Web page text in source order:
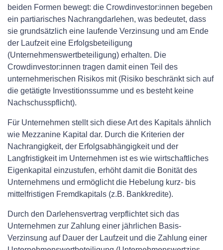
beiden Formen bewegt: die Crowdinvestor:innen begeben
ein partiarisches Nachrangdarlehen, was bedeutet, dass
sie grundsätzlich eine laufende Verzinsung und am Ende
der Laufzeit eine Erfolgsbeteiligung
(Unternehmenswertbeteiligung) erhalten. Die
Crowdinvestor:innen tragen damit einen Teil des
unternehmerischen Risikos mit (Risiko beschränkt sich auf
die getätigte Investitionssumme und es besteht keine
Nachschusspflicht).
Für Unternehmen stellt sich diese Art des Kapitals ähnlich
wie Mezzanine Kapital dar. Durch die Kriterien der
Nachrangigkeit, der Erfolgsabhängigkeit und der
Langfristigkeit im Unternehmen ist es wie wirtschaftliches
Eigenkapital einzustufen, erhöht damit die Bonität des
Unternehmens und ermöglicht die Hebelung kurz- bis
mittelfristigen Fremdkapitals (z.B. Bankkredite).
Durch den Darlehensvertrag verpflichtet sich das
Unternehmen zur Zahlung einer jährlichen Basis-
Verzinsung auf Dauer der Laufzeit und die Zahlung einer